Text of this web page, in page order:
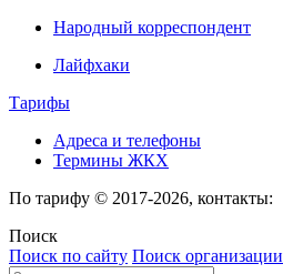
Народный корреспондент
Лайфхаки
Тарифы
Адреса и телефоны
Термины ЖКХ
По тарифу © 2017-2026, контакты:
Поиск
Поиск по сайту Поиск организации